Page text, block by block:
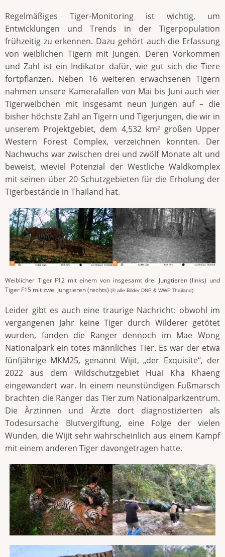
Regelmäßiges Tiger-Monitoring ist wichtig, um
Entwicklungen und Trends in der Tigerpopulation
frühzeitig zu erkennen. Dazu gehört auch die Erfassung
von weiblichen Tigern mit Jungen. Deren Vorkommen
und Zahl ist ein Indikator dafür, wie gut sich die Tiere
fortpflanzen. Neben 16 weiteren erwachsenen Tigern
nahmen unsere Kamerafallen von Mai bis Juni auch vier
Tigerweibchen mit insgesamt neun Jungen auf – die
bisher höchste Zahl an Tigern und Tigerjungen, die wir in
unserem Projektgebiet, dem 4,532 km² großen Upper
Western Forest Complex, verzeichnen konnten. Der
Nachwuchs war zwischen drei und zwölf Monate alt und
beweist, wieviel Potenzial der Westliche Waldkomplex
mit seinen über 20 Schutzgebieten für die Erholung der
Tigerbestände in Thailand hat.
Weiblicher Tiger F12 mit einem von insgesamt drei Jungtieren (links) und
Tiger F15 mit zwei Jungtieren (rechts) (© alle Bilder DNP & WWF Thailand)
Leider gibt es auch eine traurige Nachricht: obwohl im
vergangenen Jahr keine Tiger durch Wilderer getötet
wurden, fanden die Ranger dennoch im Mae Wong
Nationalpark ein totes männliches Tier. Es war der etwa
fünfjährige MKM25, genannt Wijit, „der Exquisite“, der
2022 aus dem Wildschutzgebiet Huai Kha Khaeng
eingewandert war. In einem neunstündigen Fußmarsch
brachten die Ranger das Tier zum Nationalparkzentrum.
Die Ärztinnen und Ärzte dort diagnostizierten als
Todesursache Blutvergiftung, eine Folge der vielen
Wunden, die Wijit sehr wahrscheinlich aus einem Kampf
mit einem anderen Tiger davongetragen hatte.